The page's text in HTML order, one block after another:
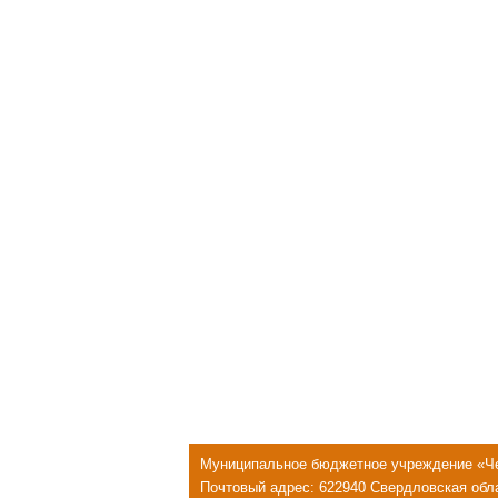
Муниципальное бюджетное учреждение
Почтовый адрес: 622940 Свердловская